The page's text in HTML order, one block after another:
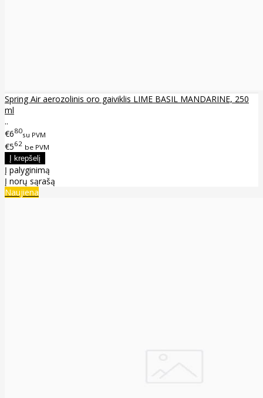
Spring Air aerozolinis oro gaiviklis LIME BASIL MANDARINE, 250
ml
..
€680su PVM
€562 be PVM
Į palyginimą
Į norų sąrašą
Naujiena